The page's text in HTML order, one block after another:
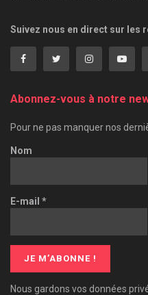
Suivez nous en direct sur les
Abonnez-vous à notre
Pour ne pas manquer nos
Nom
E-mail *
Nous gardons vos données